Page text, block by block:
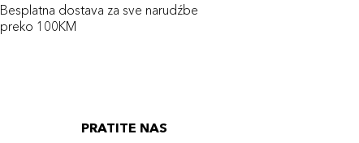
Besplatna dostava za sve narudźbe
preko 100KM
PRATITE NAS